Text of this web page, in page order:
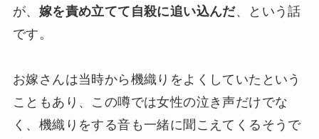
が、 嫁を責め立てて自殺に追い込んだ、という話
です。
お嫁さんは当時から機織りをよくしていたという
こともあり、この噂では女性の泣き声だけでな
く、機織りをする音も一緒に聞こえてくるそうで